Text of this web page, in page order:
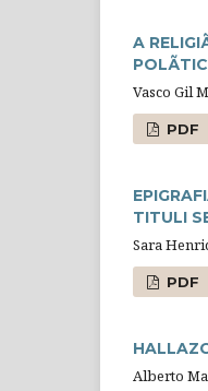
A
Vasco Gil
PDF
TITULI
Sara
PDF
Alberto